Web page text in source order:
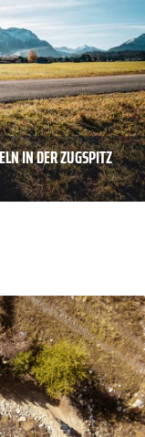
IN DER ZUGSPITZ